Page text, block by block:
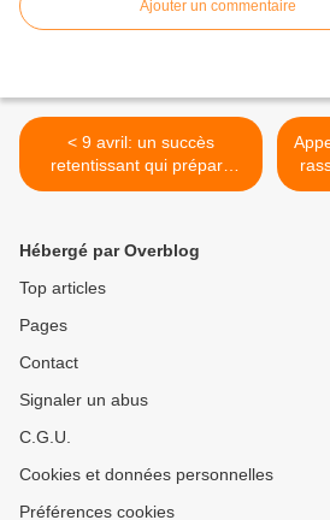
Ajouter un commentaire
< 9 avril: un succès
retentissant qui prépare
d’autres mobilisations ...
1er
Hébergé par Overblog
Top articles
Pages
Contact
Signaler un abus
C.G.U.
Cookies et données personnelles
Préférences cookies